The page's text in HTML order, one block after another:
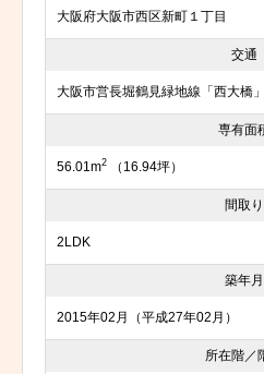
大阪府大阪市西区新町１丁目
交通
大阪市営長堀鶴見緑地線「西大
専有面
56.01m2 （16.94坪）
間取り
2LDK
築年月
2015年02月（平成27年02月）
所在階／